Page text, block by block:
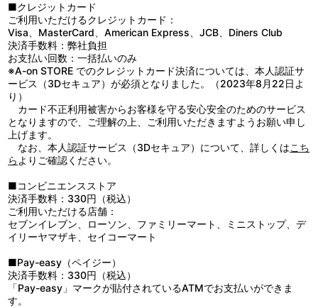
＜収録曲＞
1：創聖のアクエリオン
2：Ｂｕｔｔｅｒ－Ｆｌｙ
3：嵐の中で輝いて
4：マブラヴ
5：キミガタメ
6：愛をとりもどせ！！
7：ＧＯ ＧＯ ＰＯＷＥＲ ＲＡＮＧＥＲＳ
8：君が空だった
9：明日へのｂｒｉｌｌｉａｎｔ ｒｏａｄ
10：Ｉｎ ｔｈｅ Ｃｈａｏｓ
12：Ｗｉｎｇ ｏｆ Ｄｅｓｔｉｎｙ
13：あの河を越えて
■クレジットカード
ご利用いただけるクレジットカード：
Visa、MasterCard、American Express、JCB、Diners Club
決済手数料：弊社負担
お支払い回数：一括払いのみ
※A-on STORE でのクレジットカード決済については、本人認証サ
ービス（3Dセキュア）が必須となりました。（2023年8月22日よ
り）
カード不正利用被害からお客様を守る安心安全のためのサービス
となりますので、ご理解の上、ご利用いただきますようお願い申し
上げます。
なお、本人認証サービス（3Dセキュア）について、詳しくはこち
らよりご確認ください。
■コンビニエンスストア
決済手数料：330円（税込）
ご利用いただける店舗：
セブンイレブン、ローソン、ファミリーマート、ミニストップ、デ
イリーヤマザキ、セイコーマート
■Pay-easy（ペイジー）
決済手数料：330円（税込）
「Pay-easy」マークが貼付されているATMでお支払いができま
す。